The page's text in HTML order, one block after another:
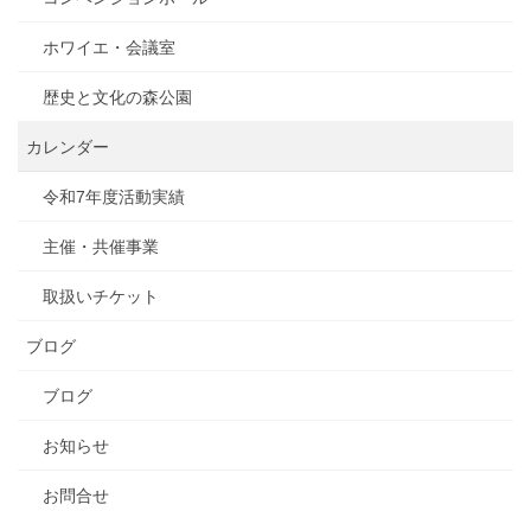
ホワイエ・会議室
歴史と文化の森公園
カレンダー
令和7年度活動実績
主催・共催事業
取扱いチケット
ブログ
ブログ
お知らせ
お問合せ